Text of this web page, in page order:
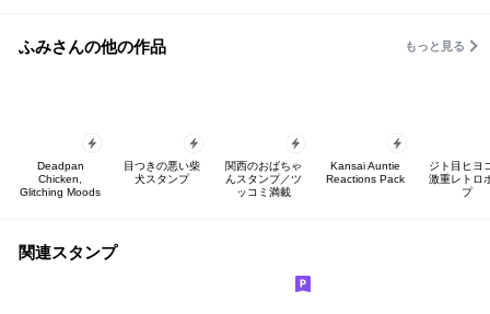
ふみさんの他の作品 もっと見る
Deadpan
Chicken,
Glitching Moods
目つきの悪い柴
犬スタンプ
関西のおばちゃ
んスタンプ／ツ
ッコミ満載
Kansai Auntie
Reactions Pack
ジト目ヒヨ
激重レトロ
プ
関連スタンプ